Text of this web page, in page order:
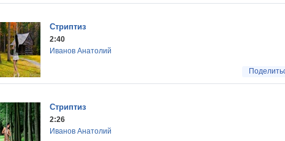
Стриптиз
2:40
Иванов Анатолий
Стриптиз
2:26
Иванов Анатолий